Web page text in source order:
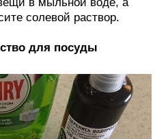
солевой раствор.
для посуды